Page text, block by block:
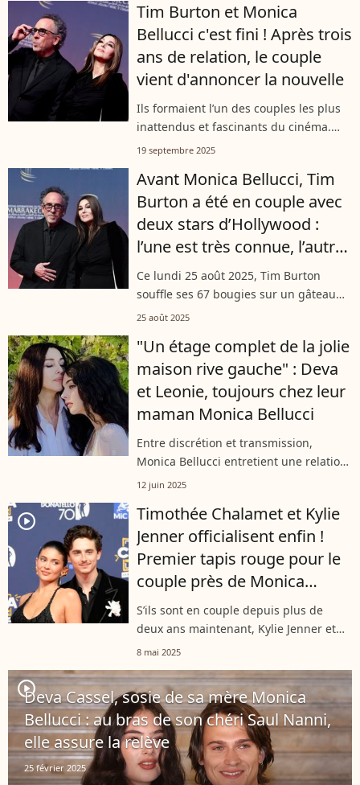
potentiel incroyable de...
Tim Burton et Monica
Bellucci c'est fini ! Après trois
ans de relation, le couple
vient d'annoncer la nouvelle
Ils formaient l’un des couples les plus
inattendus et fascinants du cinéma.
Après près de trois ans de relation,
choisi de mettre fin à leur histoire,...
19 septembre 2025
Avant Monica Bellucci, Tim
Burton a été en couple avec
deux stars d’Hollywood :
l’une est très connue, l’autre
beaucoup moins
Ce lundi 25 août 2025, Tim Burton
souffle ses 67 bougies sur un gâteau
qui sera sans aucun doute noir
du gothique à Hollywood devrait
également...
25 août 2025
"Un étage complet de la jolie
maison rive gauche" : Deva
et Leonie, toujours chez leur
maman Monica Bellucci
Entre discrétion et transmission,
Monica Bellucci entretient une relation
forte et tendre avec ses deux filles,
chez elle à Paris. Tandis que l’aînée...
12 juin 2025
player2
Timothée Chalamet et Kylie
Jenner officialisent enfin !
Premier tapis rouge pour le
couple près de Monica
Bellucci
S’ils sont en couple depuis plus de
deux ans maintenant, Kylie Jenner et
Timothée Chalamet n’avaient pas
tapis rouge. C’est désormais chose
faite...
8 mai 2025
player2Deva Cassel, sosie de sa mère Monica
Bellucci : au bras de son chéri Saul Nanni,
elle assure la relève
25 février 2025